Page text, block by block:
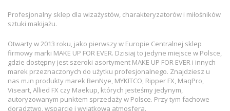
Profesjonalny sklep dla wizażystów, charakteryzatorów i miłośników
sztuki makijażu.
Otwarty w 2013 roku, jako pierwszy w Europie Centralnej sklep
firmowy marki MAKE UP FOR EVER. Dzisiaj to jedyne miejsce w Polsce,
gdzie dostępny jest szeroki asortyment MAKE UP FOR EVER i innych
marek przeznaczonych do użytku profesjonalnego. Znajdziesz u
nas m.in produkty marek BenNye, MYKITCO, Ripper FX, MaqPro,
Viseart, Allied FX czy Maekup, których jesteśmy jedynym,
autoryzowanym punktem sprzedaży w Polsce. Przy tym fachowe
doradztwo, wsparcie i wyjątkowa atmosfera.